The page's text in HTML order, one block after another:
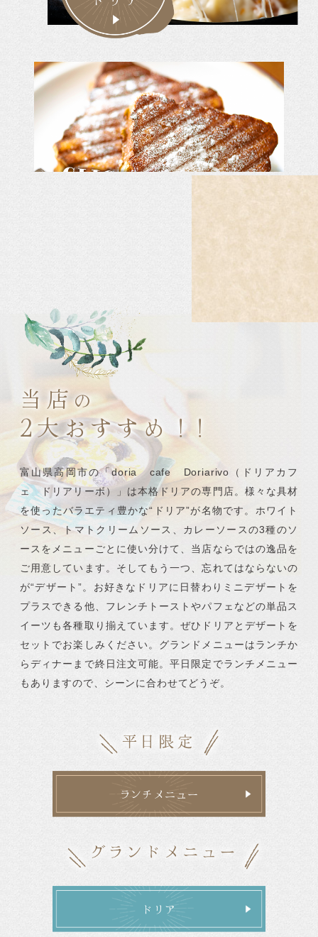
当店 の
2大おすすめ！！
富山県高岡市の「doria cafe Doriarivo （ドリアカフ
ェ ドリアリーボ）」は本格ドリアの専門店。 様々な具材
を使ったバラエティ豊かな“ドリア”が名物です。ホワイト
ソース、トマトクリームソース、 カレーソースの3種のソ
ースをメニューごとに使い分けて、 当店ならではの逸品を
ご用意しています。 そしてもう一つ、忘れてはならないの
が“デザート”。 お好きなドリアに日替わりミニデザートを
プラスできる他、 フレンチトーストやパフェなどの単品ス
イーツも各種取り揃えています。ぜひドリアとデザートを
セットでお楽しみください。 グランドメニューはランチか
らディナーまで終日注文可能。平日限定でランチメニュー
もありますので、 シーンに合わせてどうぞ。
ランチメニュー
ドリア